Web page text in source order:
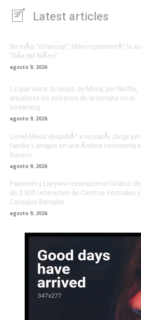
Latest articles
No mÃ¡s “infancias”: Milei reglamentÃ³ la
“DÃ­a del NiÃ±o”
agosto 9, 2026
Lo que viene: la biopic de Moria, por Netflix,
encabeza los estrenos de la semana en el
streaming
agosto 9, 2026
Lionel Messi despidiÃ³ a su papÃ¡ Jorge
familia y amigos en una Ã­ntima ceremonia
Rosario
agosto 9, 2026
Passerini y Llaryora reconocieron la labor
de 2.300 referentes de Centros Vecinales y
Consejos Barriales
agosto 9, 2026